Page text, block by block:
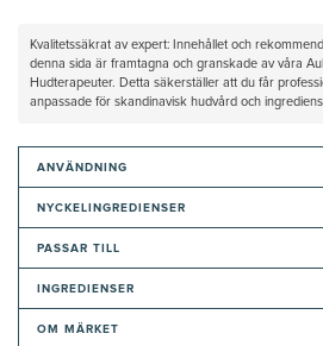
Kvalitetssäkrat av expert: Innehållet och
denna sida är framtagna och granskade av våra
Hudterapeuter. Detta säkerställer att du får
anpassade för skandinavisk hudvård och
ANVÄNDNING
NYCKELINGREDIENSER
PASSAR TILL
INGREDIENSER
OM MÄRKET